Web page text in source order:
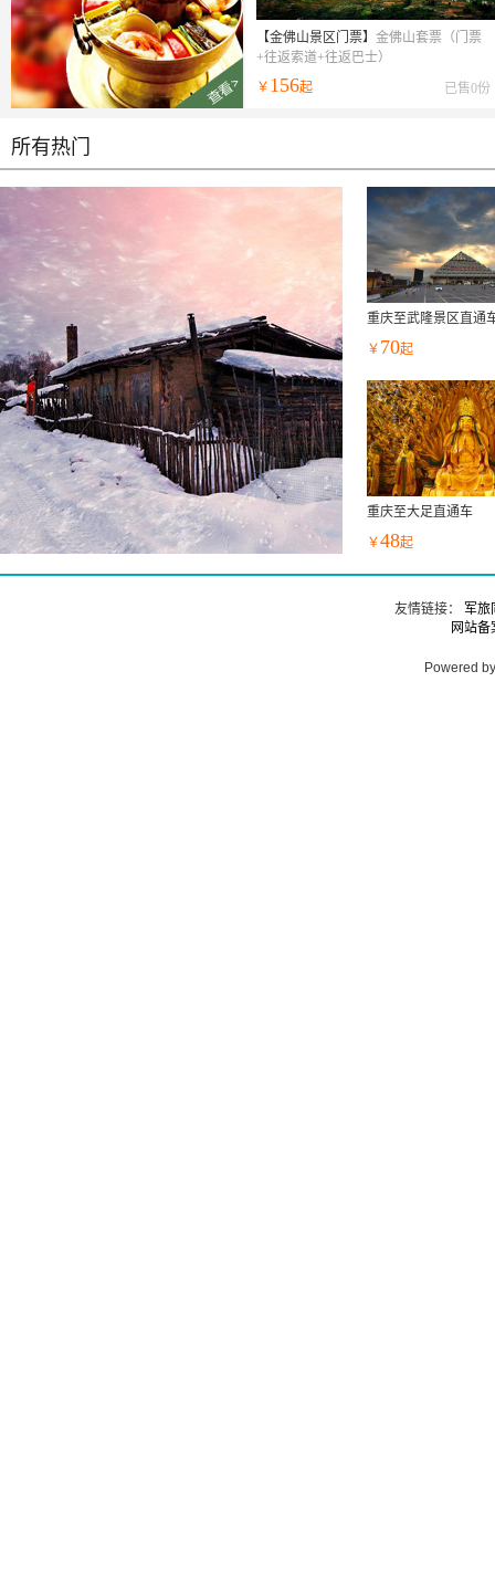
金佛山景区门票
【金佛山景区门票】 金佛山套票（门票
+往返索道+往返巴士）
已售0份
￥ 156起
所有热门
重庆至武隆景区直通
￥ 70起
重庆至大足直通车
￥48起
友情链接： 军旅
网站
Powered